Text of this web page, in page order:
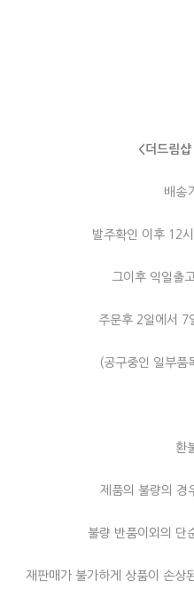
<더드림
배송
발주확인 이후 12
그이후 익일출
주문후 2일에서 7
(공구중인 일부품
환
제품의 불량의 경
불량 반품이외의 단
재판매가 불가하게 상품이 손상